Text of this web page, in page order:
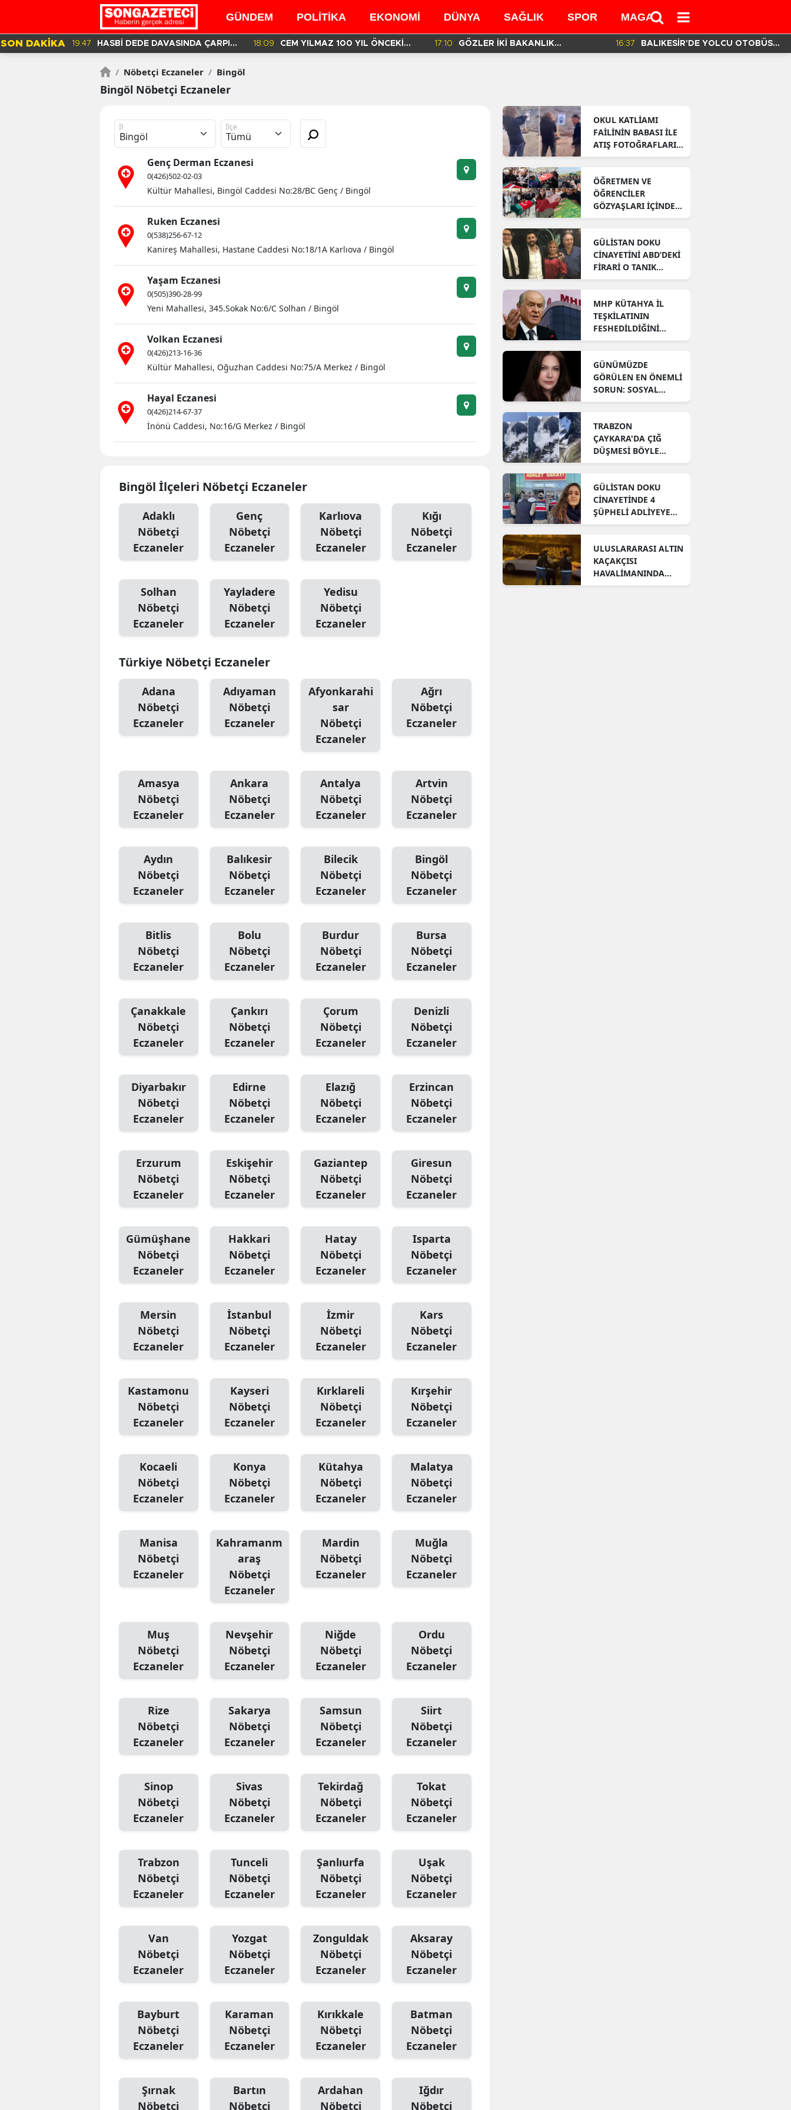
GÜNDEM POLİTİKA EKONOMİ DÜNYA SAĞLIK SPOR MAGAZİN
SON DAKİKA 19:47
HASBİ DEDE DAVASINDA ÇARPICI
DETAYLAR İLE DİJİTAL İZLER!
18:09
CEM YILMAZ 100 YIL ÖNCEKİ
BENZER GÖRÜNTÜSÜ İÇİN NE
17:10
GÖZLER İKİ BAKANLIK
MÜFETTİŞLERİNİN HAZIRLADIĞI
16:37
BALIKESİR'DE YOLCU OTOBÜSÜ
DEVRİLDİ! 3 ÖLÜ 30 YARALI VAR!
/ Nöbetçi Eczaneler / Bingöl
Bingöl Nöbetçi Eczaneler
İl İlçe
Genç Derman Eczanesi
0(426)502-02-03
Kültür Mahallesi, Bingöl Caddesi No:28/BC Genç / Bingöl
Ruken Eczanesi
0(538)256-67-12
Kanireş Mahallesi, Hastane Caddesi No:18/1A Karlıova / Bingöl
Yaşam Eczanesi
0(505)390-28-99
Yeni Mahallesi, 345.Sokak No:6/C Solhan / Bingöl
Volkan Eczanesi
0(426)213-16-36
Kültür Mahallesi, Oğuzhan Caddesi No:75/A Merkez / Bingöl
Hayal Eczanesi
0(426)214-67-37
İnönü Caddesi, No:16/G Merkez / Bingöl
Bingöl İlçeleri Nöbetçi Eczaneler
Adaklı
Nöbetçi
Eczaneler
Genç
Nöbetçi
Eczaneler
Karlıova
Nöbetçi
Eczaneler
Kığı
Nöbetçi
Eczaneler
Solhan
Nöbetçi
Eczaneler
Yayladere
Nöbetçi
Eczaneler
Yedisu
Nöbetçi
Eczaneler
Türkiye Nöbetçi Eczaneler
Adana
Nöbetçi
Eczaneler
Adıyaman
Nöbetçi
Eczaneler
Afyonkarahi
sar
Nöbetçi
Eczaneler
Ağrı
Nöbetçi
Eczaneler
Amasya
Nöbetçi
Eczaneler
Ankara
Nöbetçi
Eczaneler
Antalya
Nöbetçi
Eczaneler
Artvin
Nöbetçi
Eczaneler
Aydın
Nöbetçi
Eczaneler
Balıkesir
Nöbetçi
Eczaneler
Bilecik
Nöbetçi
Eczaneler
Bingöl
Nöbetçi
Eczaneler
Bitlis
Nöbetçi
Eczaneler
Bolu
Nöbetçi
Eczaneler
Burdur
Nöbetçi
Eczaneler
Bursa
Nöbetçi
Eczaneler
Çanakkale
Nöbetçi
Eczaneler
Çankırı
Nöbetçi
Eczaneler
Çorum
Nöbetçi
Eczaneler
Denizli
Nöbetçi
Eczaneler
Diyarbakır
Nöbetçi
Eczaneler
Edirne
Nöbetçi
Eczaneler
Elazığ
Nöbetçi
Eczaneler
Erzincan
Nöbetçi
Eczaneler
Erzurum
Nöbetçi
Eczaneler
Eskişehir
Nöbetçi
Eczaneler
Gaziantep
Nöbetçi
Eczaneler
Giresun
Nöbetçi
Eczaneler
Gümüşhane
Nöbetçi
Eczaneler
Hakkari
Nöbetçi
Eczaneler
Hatay
Nöbetçi
Eczaneler
Isparta
Nöbetçi
Eczaneler
Mersin
Nöbetçi
Eczaneler
İstanbul
Nöbetçi
Eczaneler
İzmir
Nöbetçi
Eczaneler
Kars
Nöbetçi
Eczaneler
Kastamonu
Nöbetçi
Eczaneler
Kayseri
Nöbetçi
Eczaneler
Kırklareli
Nöbetçi
Eczaneler
Kırşehir
Nöbetçi
Eczaneler
Kocaeli
Nöbetçi
Eczaneler
Konya
Nöbetçi
Eczaneler
Kütahya
Nöbetçi
Eczaneler
Malatya
Nöbetçi
Eczaneler
Manisa
Nöbetçi
Eczaneler
Kahramanm
araş
Nöbetçi
Eczaneler
Mardin
Nöbetçi
Eczaneler
Muğla
Nöbetçi
Eczaneler
Muş
Nöbetçi
Eczaneler
Nevşehir
Nöbetçi
Eczaneler
Niğde
Nöbetçi
Eczaneler
Ordu
Nöbetçi
Eczaneler
Rize
Nöbetçi
Eczaneler
Sakarya
Nöbetçi
Eczaneler
Samsun
Nöbetçi
Eczaneler
Siirt
Nöbetçi
Eczaneler
Sinop
Nöbetçi
Eczaneler
Sivas
Nöbetçi
Eczaneler
Tekirdağ
Nöbetçi
Eczaneler
Tokat
Nöbetçi
Eczaneler
Trabzon
Nöbetçi
Eczaneler
Tunceli
Nöbetçi
Eczaneler
Şanlıurfa
Nöbetçi
Eczaneler
Uşak
Nöbetçi
Eczaneler
Van
Nöbetçi
Eczaneler
Yozgat
Nöbetçi
Eczaneler
Zonguldak
Nöbetçi
Eczaneler
Aksaray
Nöbetçi
Eczaneler
Bayburt
Nöbetçi
Eczaneler
Karaman
Nöbetçi
Eczaneler
Kırıkkale
Nöbetçi
Eczaneler
Batman
Nöbetçi
Eczaneler
Şırnak
Nöbetçi
Bartın
Nöbetçi
Ardahan
Nöbetçi
Iğdır
Nöbetçi
OKUL KATLİAMI
FAİLİNİN BABASI İLE
ATIŞ FOTOĞRAFLARI
ORTAYA ÇIKTI!
ÖĞRETMEN VE
ÖĞRENCİLER
GÖZYAŞLARI İÇİNDE
CENNETE
GÜLİSTAN DOKU
CİNAYETİNİ ABD’DEKİ
FİRARİ O TANIK
BÖYLE AÇIKLADI!
MHP KÜTAHYA İL
TEŞKİLATININ
FESHEDİLDİĞİNİ
DUYURDU!
GÜNÜMÜZDE
GÖRÜLEN EN ÖNEMLİ
SORUN: SOSYAL
ÇÜRÜMÜŞLÜK!
TRABZON
ÇAYKARA'DA ÇIĞ
DÜŞMESİ BÖYLE
GÖRÜNTÜLENDİ!
GÜLİSTAN DOKU
CİNAYETİNDE 4
ŞÜPHELİ ADLİYEYE
ÇIKARILDI!
ULUSLARARASI ALTIN
KAÇAKÇISI
HAVALİMANINDA
YAKALANDI!